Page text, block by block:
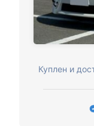
Куплен и